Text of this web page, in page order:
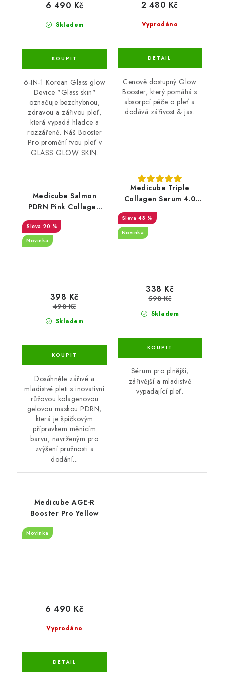
Skladem
6 490 Kč
6-IN-1 Korean Glass glow
Device "Glass skin"
označuje bezchybnou,
zdravou a zářivou pleť,
která vypadá hladce a
rozzářeně. Náš Booster
Pro promění tvou pleť v
GLASS GLOW SKIN.
Vyprodáno
2 480 Kč
Cenově dostupný Glow
Booster, který pomáhá s
absorpcí péče o pleť a
dodává zářivost & jas.
Medicube Salmon
PDRN Pink Collagen
20 %
Novinka
Skladem
398 Kč
498 Kč
Dosáhněte zářivé a
mladistvé pleti s inovativní
růžovou kolagenovou
gelovou maskou PDRN,
která je špičkovým
přípravkem měnícím
barvu, navrženým pro
zvýšení pružnosti a
dodání...
Medicube Triple
Collagen Serum 4.0
43 %
Novinka
Skladem
338 Kč
598 Kč
Sérum pro plnější,
zářivější a mladistvě
vypadající pleť.
Medicube AGE-R
Booster Pro Yellow
Novinka
Vyprodáno
6 490 Kč